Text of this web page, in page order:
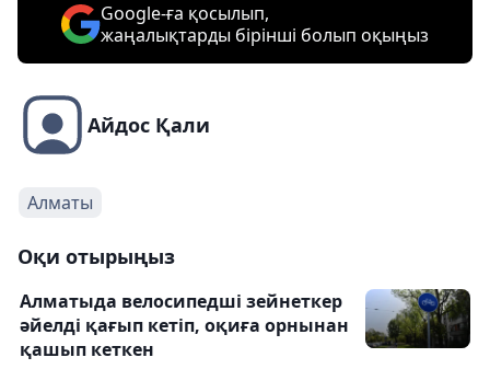
Google-ға қосылып,
жаңалықтарды бірінші болып оқыңыз
Айдос Қали
Алматы
Оқи отырыңыз
Алматыда велосипедші зейнеткер
әйелді қағып кетіп, оқиға орнынан
қашып кеткен